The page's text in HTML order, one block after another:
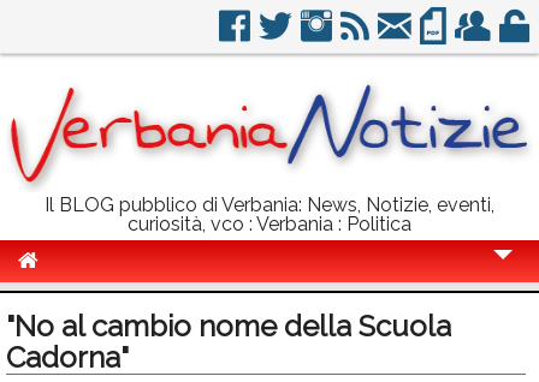
Il BLOG pubblico di Verbania: News, Notizie, eventi,
curiosità, vco : Verbania : Politica
Politica
"No al cambio nome della Scuola
Cadorna"